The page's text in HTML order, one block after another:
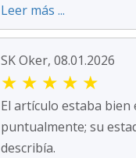
Leer más ...
SK Oker, 08.01.2026
★ ★ ★ ★ ★
El artículo estaba
puntualmente; su
describía.